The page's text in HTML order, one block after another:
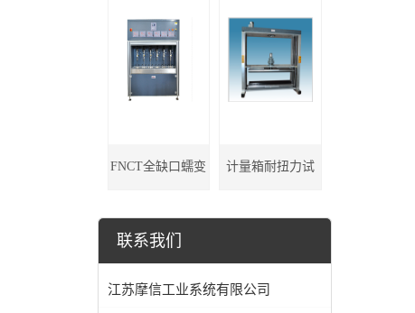
FNCT全缺口蠕变 计量箱耐扭力试
联系我们
江苏摩信工业系统有限公司